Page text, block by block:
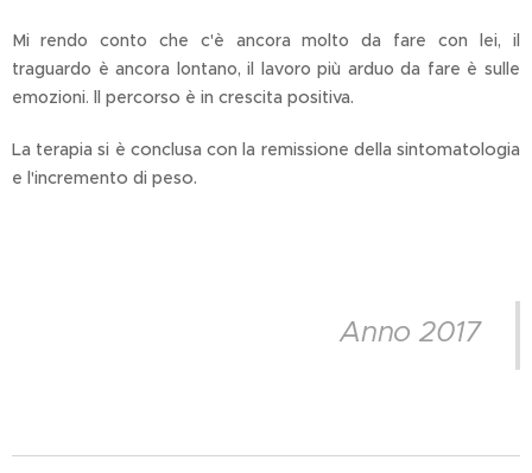
Mi rendo conto che c'è ancora molto da fare con lei, il
traguardo è ancora lontano, il lavoro più arduo da fare è sulle
emozioni. ll percorso è in crescita positiva.
La terapia si è conclusa con la remissione della sintomatologia
e l'incremento di peso.
Anno 2017